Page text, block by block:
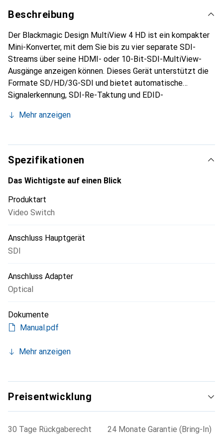
Beschreibung
Der Blackmagic Design MultiView 4 HD ist ein kompakter
Mini-Konverter, mit dem Sie bis zu vier separate SDI-
Streams über seine HDMI- oder 10-Bit-SDI-MultiView-
Ausgänge anzeigen können. Dieses Gerät unterstützt die
Formate SD/HD/3G-SDI und bietet automatische
Signalerkennung, SDI-Re-Taktung und EDID-
Überlagerungen wie Labels und Audiometer anzeigen, und
verwendet werden. Das Metallgehäuse des MultiView 4
HD misst ca. 5,3 x 3,6 Zoll und beinhaltet ein Netzteil mit
internationalen Adaptern.
Mehr anzeigen
Spezifikationen
Das Wichtigste auf einen Blick
Produktart
Video Switch
Anschluss Hauptgerät
SDI
Anschluss Adapter
Optical
Dokumente
Manual.pdf
Mehr anzeigen
Preisentwicklung
30 Tage Rückgaberecht
24 Monate Garantie (Bring-In)